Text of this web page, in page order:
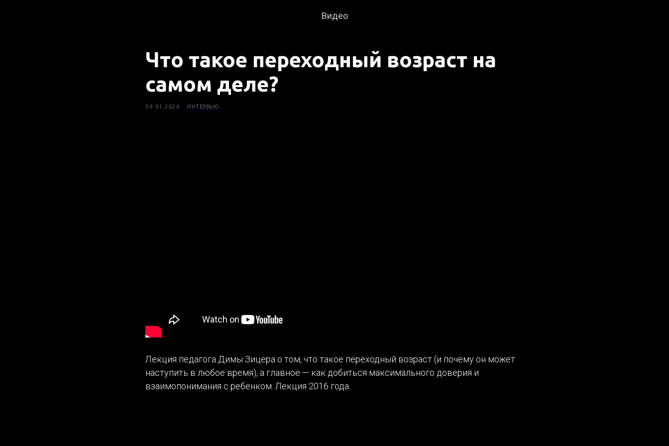
Видео
Что такое переходный возраст на
самом деле?
09.01.2026 ИНТЕРВЬЮ
Лекция педагога Димы Зицера о том, что такое переходный возраст (и почему он может
наступить в любое время), а главное — как добиться максимального доверия и
взаимопонимания с ребенком. Лекция 2016 года.